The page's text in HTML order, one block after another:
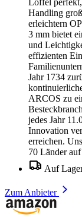
Handling
erleichtern
3 mm bietet
und
effizienten
Jahr 1734
ARCOS zu
jedes Jahr
Innovation
erreichen.
70 Länder
Auf
Zum Anbieter